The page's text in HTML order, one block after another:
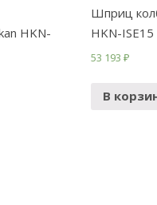
HKN-
Шприц
HKN-ISE15
53 193₽
В